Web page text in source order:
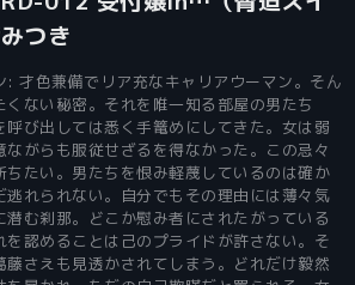
つき
: 才色兼備でリア充なキャリアウーマン。そん
ない秘密。それを唯一知る部屋の男たち
呼び出しては悉く手篭めにしてきた。女は弱
がらも服従せざるを得なかった。この忌々
ちたい。男たちを恨み軽蔑しているのは確か
逃れられない。自分でもその理由には薄々気
む刹那。どこか慰み者にされたがっている
を認めることは己のプライドが許さない。そ
藤さえも見透かされてしまう。どれだけ毅然